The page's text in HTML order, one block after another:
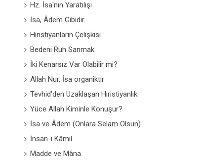
Hz. İsa'nın Yaratılışı
İsa, Âdem Gibidir
Hıristiyanların Çelişkisi
Bedeni Ruh Sanmak
İki Kenarsız Var Olabilir mi?
Allah Nur, İsa organiktir
Tevhid'den Uzaklaşan Hıristiyanlık.
Yüce Allah Kiminle Konuşur?
İsa ve Âdem (Onlara Selam Olsun)
İnsan-ı Kâmil
Madde ve Mâna